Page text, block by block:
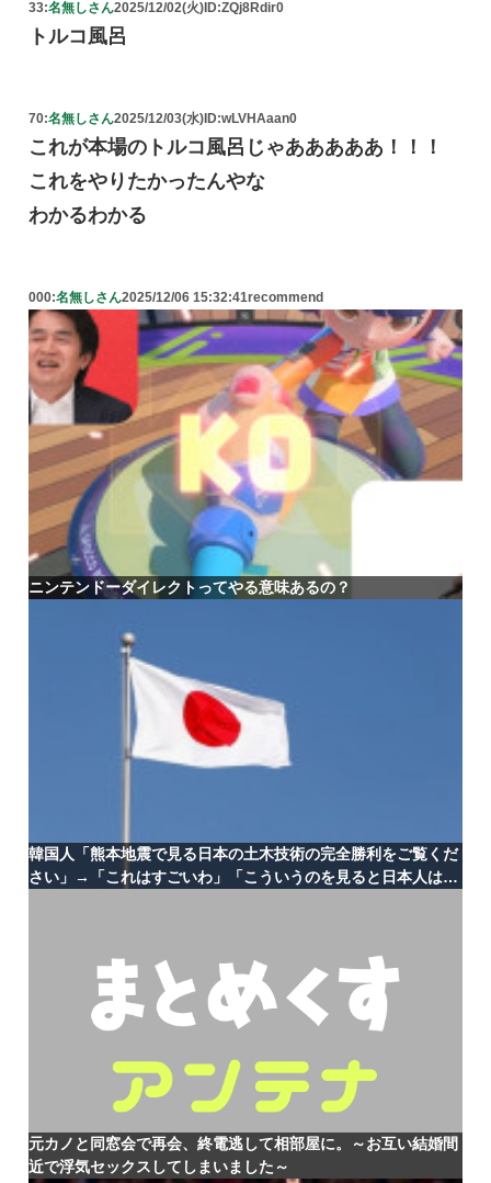
33:名無しさん2025/12/02(火) ID:ZQj8Rdir0
トルコ風呂
70:名無しさん2025/12/03(水)ID:wLVHAaan0
これが本場のトルコ風呂じゃあああああ！！！
これをやりたかったんやな
わかるわかる
000:名無しさん2025/12/06 15:32:41recommend
ニンテンドーダイレクトってやる意味あるの？
韓国人「熊本地震で見る日本の土木技術の完全勝利をご覧くだ
さい」→「これはすごいわ」「こういうのを見ると日本人は何
元カノと同窓会で再会、終電逃して相部屋に。～お互い結婚間
近で浮気セックスしてしまいました～